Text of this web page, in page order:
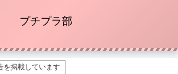
プチプラ部
を掲載しています